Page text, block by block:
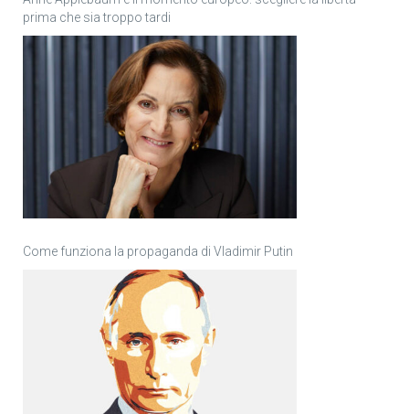
prima che sia troppo tardi
Come funziona la propaganda di Vladimir Putin